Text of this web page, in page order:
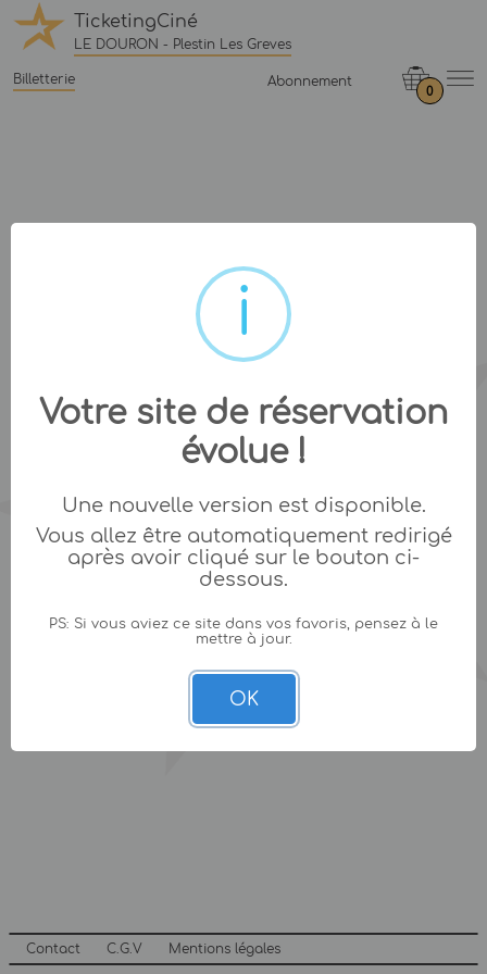
TicketingCiné
LE DOURON - Plestin Les Greves
Billetterie Abonnement
0
Contact C.G.V Mentions légales
Votre site de réservation
évolue !
Une nouvelle version est disponible.
Vous allez être automatiquement redirigé
après avoir cliqué sur le bouton ci-
dessous.
PS: Si vous aviez ce site dans vos favoris, pensez à le
mettre à jour.
OK